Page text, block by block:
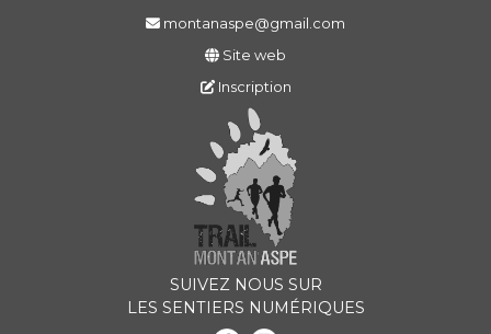
montanaspe@gmail.com
Site web
Inscription
SUIVEZ NOUS SUR
LES SENTIERS NUMÉRIQUES